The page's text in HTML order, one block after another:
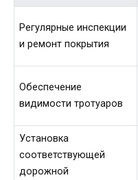
Регулярные инспекции
и ремонт покрытия
Обеспечение
видимости тротуаров
Установка
соответствующей
дорожной